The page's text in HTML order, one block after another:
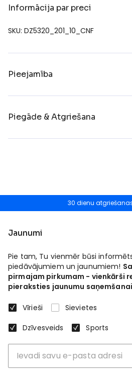
Informācija par preci
SKU: DZ5320_201_10_CNF
Pieejamība
Piegāde & Atgriešana
30 dienu
Jaunumi
Pie tam, Tu vienmēr būsi
piedāvājumiem un jaunumiem!
pirmajam pirkumam - vienkārši
pieraksties jaunumu
Vīrieši
Sievietes
Dzīvesveids
Sports